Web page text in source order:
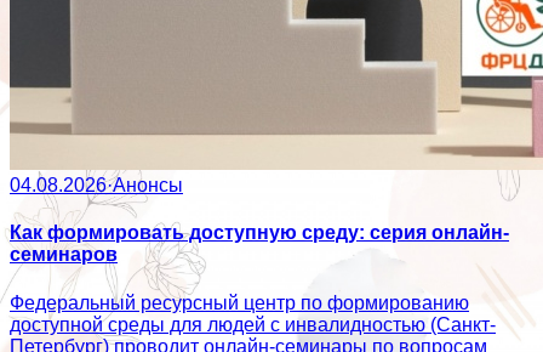
04.08.2026·Анонсы
Как формировать доступную среду: серия онлайн-
семинаров
Федеральный ресурсный центр по формированию
доступной среды для людей с инвалидностью (Санкт-
Петербург) проводит онлайн-семинары по вопросам